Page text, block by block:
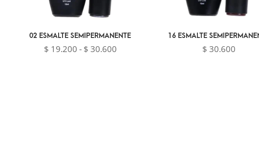
02 ESMALTE SEMIPERMANENTE
$ 19.200 - $ 30.600Rango
16 ESMALTE
$ 30.600